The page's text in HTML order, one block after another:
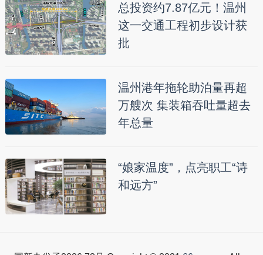
总投资约7.87亿元！温州
这一交通工程初步设计获
批
温州港年拖轮助泊量再超
万艘次 集装箱吞吐量超去
年总量
“娘家温度”，点亮职工“诗
和远方”